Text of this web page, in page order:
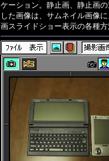
ケーション。静止画、静止画
した画像は、サムネイル画像
画スライドショー表示の各種方